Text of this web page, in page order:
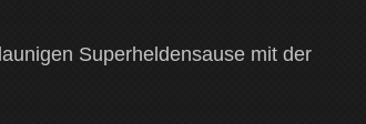
Superheldensause mit der